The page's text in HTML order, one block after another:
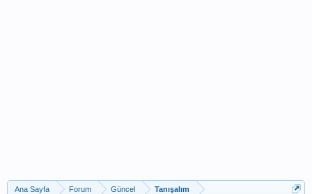
Ana Sayfa Forum Güncel Tanışalım